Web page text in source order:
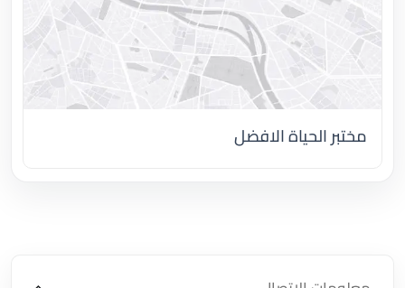
مختبر الحياة الافضل